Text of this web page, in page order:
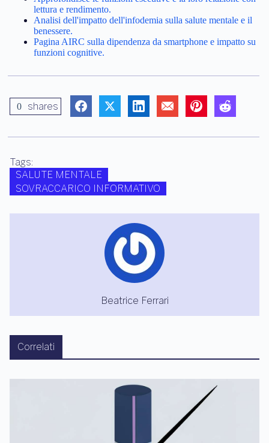
lettura e rendimento.
Analisi dell'impatto dell'infodemia sulla salute mentale e il
benessere.
Pagina AIRC sulla dipendenza da smartphone e impatto su
funzioni cognitive.
0 shares
Tags:
SALUTE MENTALE
SOVRACCARICO INFORMATIVO
Beatrice Ferrari
Correlati